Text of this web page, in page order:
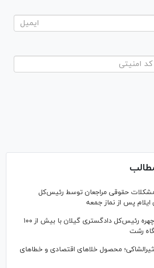
حقوقی مراجعان توسط رئیس‌کل
پس از نماز جمعه
دیدار چهره‌به‌چهره رئیس‌کل دادگستری گیلان با بیش از ۱۰۰
رشت
محصول خلا‌های اقتصادی و خطا‌های